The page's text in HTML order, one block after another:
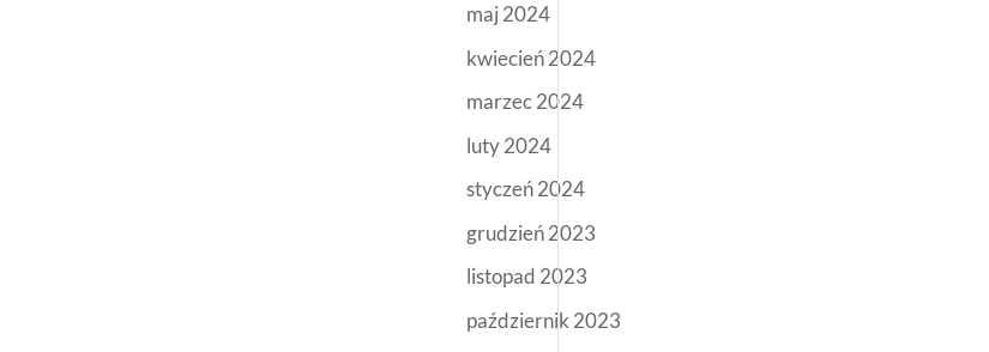
maj 2024
kwiecień 2024
marzec 2024
luty 2024
styczeń 2024
grudzień 2023
listopad 2023
październik 2023